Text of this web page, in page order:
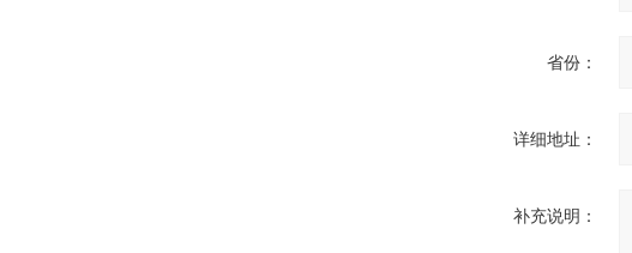
省份：
详细地址：
补充说明：